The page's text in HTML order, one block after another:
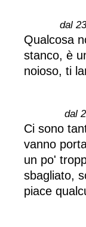
dal
Qualcosa
stanco, è
noioso, ti
dal
Ci sono
vanno
un po'
sbagliato,
piace